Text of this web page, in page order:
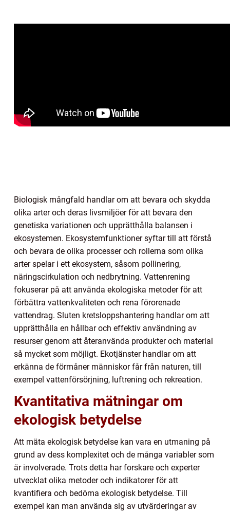
Biologisk mångfald handlar om att bevara och skydda
olika arter och deras livsmiljöer för att bevara den
genetiska variationen och upprätthålla balansen i
ekosystemen. Ekosystemfunktioner syftar till att förstå
och bevara de olika processer och rollerna som olika
arter spelar i ett ekosystem, såsom pollinering,
näringscirkulation och nedbrytning. Vattenrening
fokuserar på att använda ekologiska metoder för att
förbättra vattenkvaliteten och rena förorenade
vattendrag. Sluten kretsloppshantering handlar om att
upprätthålla en hållbar och effektiv användning av
resurser genom att återanvända produkter och material
så mycket som möjligt. Ekotjänster handlar om att
erkänna de förmåner människor får från naturen, till
exempel vattenförsörjning, luftrening och rekreation.
Kvantitativa mätningar om
ekologisk betydelse
Att mäta ekologisk betydelse kan vara en utmaning på
grund av dess komplexitet och de många variabler som
är involverade. Trots detta har forskare och experter
utvecklat olika metoder och indikatorer för att
kvantifiera och bedöma ekologisk betydelse. Till
exempel kan man använda sig av utvärderingar av